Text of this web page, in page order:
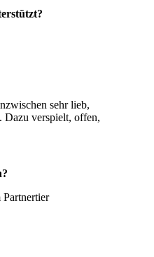
sehr lieb,
Dazu verspielt, offen,